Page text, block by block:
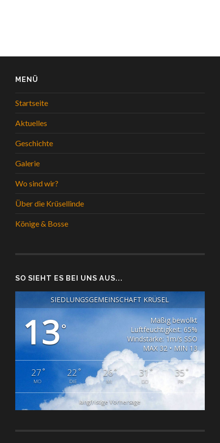
MENÜ
Startseite
Aktuelles
Geschichte
Galerie
Wo sind wir?
Über die Krüsellinde
Könige & Bosse
SO SIEHT ES BEI UNS AUS...
SIEDLUNGSGEMEINSCHAFT KRÜSEL
13°
Mäßig bewölkt
Luftfeuchtigkeit: 65%
Windstärke: 1m/s SSO
MAX 32 • MIN 13
27°
MO
22 °
DIE
26°
MI
31°
DO
35°
FR
langfristige Vorhersage